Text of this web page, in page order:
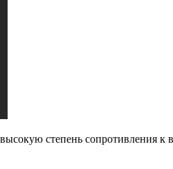
степень сопротивления к